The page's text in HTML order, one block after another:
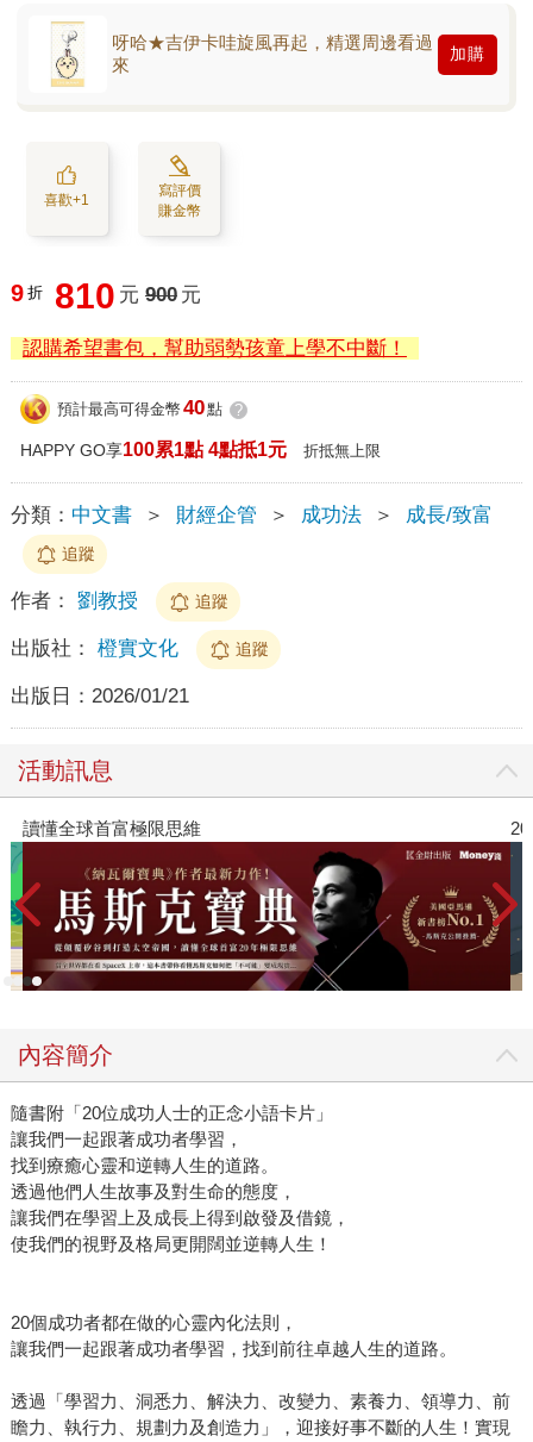
呀哈★吉伊卡哇旋風再起，精選周邊看過
來
加購
喜歡+1
寫評價
賺金幣
9 折 810 元 900 元
認購希望書包，幫助弱勢孩童上學不中斷！
預計最高可得金幣 40點 ?
HAPPY GO享100累1點 4點抵1元 折抵無上限
分類： 中文書 ＞ 財經企管 ＞ 成功法 ＞ 成長/致富
追蹤
作者： 劉教授 追蹤
出版社： 橙實文化 追蹤
出版日： 2026/01/21
活動訊息
2026年8月金石堂強力推薦
內容簡介
隨書附「20位成功人士的正念小語卡片」
讓我們一起跟著成功者學習，
找到療癒心靈和逆轉人生的道路。
透過他們人生故事及對生命的態度，
讓我們在學習上及成長上得到啟發及借鏡，
使我們的視野及格局更開闊並逆轉人生！
20個成功者都在做的心靈內化法則，
讓我們一起跟著成功者學習，找到前往卓越人生的道路。
透過「學習力、洞悉力、解決力、改變力、素養力、領導力、前
瞻力、執行力、規劃力及創造力」，迎接好事不斷的人生！實現